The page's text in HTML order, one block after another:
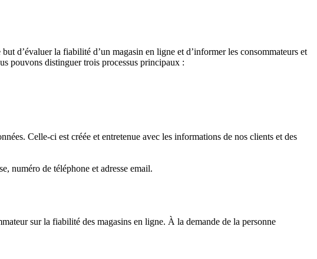
d’évaluer la fiabilité d’un magasin en ligne et d’informer les consommateurs et
pouvons distinguer trois processus principaux :
Celle-ci est créée et entretenue avec les informations de nos clients et des
numéro de téléphone et adresse email.
sur la fiabilité des magasins en ligne. À la demande de la personne